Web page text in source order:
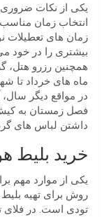
یکی از نکات ضروری
انتخاب زمان
زمان های تعطیلات
بیشتری را در خود
همچنین رزرو هتل،
ماه های خرداد تا
در مواقع دیگر
فصل زمستان به کیش
داشتن لباس های
خرید بلیط
یکی از موارد مهم
روش برای تهیه
تودی است. در فلای